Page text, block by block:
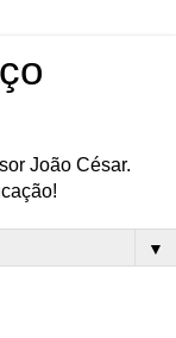
João César.
▼